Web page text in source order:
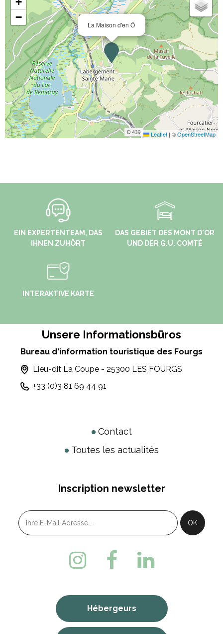
La Maison d'en Ô
−
Leaflet | ©OpenStreetMap
EIN EXPERTENTEAM, DAS
IHNEN ZUHÖRT
DAS GEBIET DES MONT D'OR
UND DER G.U. COMTÉ
INTERAKTIVE KARTE
Unsere Informationsbüros
Bureau d'information touristique des Fourgs
Lieu-dit La Coupe - 25300 LES FOURGS
+33 (0)3 81 69 44 91
Contact
Toutes les actualités
Inscription newsletter
Hébergeurs